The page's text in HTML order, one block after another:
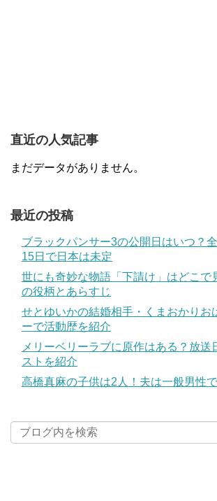
直近の人気記事
まだデータがありません。
最近の投稿
ブラックパンサー3の公開日はいつ？
15日で日本は未定
世にも奇妙な物語「下請け」はどこで
の役柄とあらすじ
せとゆいかの結婚相手・くまおかりお
ーで活動歴を紹介
メリーベリーラブに原作はある？放送
ストを紹介
高橋真麻の子供は2人！夫は一般男性